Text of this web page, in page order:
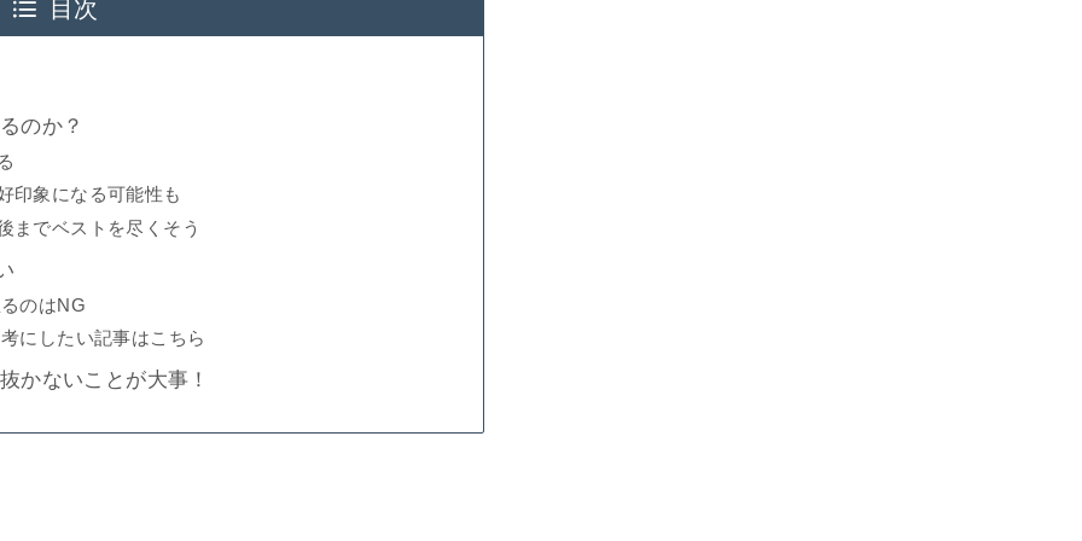
目次
のか？
印象になる可能性も
までベストを尽くそう
のはNG
にしたい記事はこちら
かないことが大事！